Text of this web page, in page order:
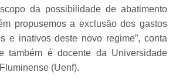
da possibilidade de abatimento
propusemos a exclusão dos gastos
e inativos deste novo regime”, conta
também é docente da Universidade
(Uenf).